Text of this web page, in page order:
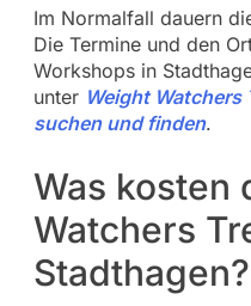
Im Normalfall dauern
Die Termine und den
Workshops in
unter Weight Watchers
suchen und finden.
Was kosten
Watchers